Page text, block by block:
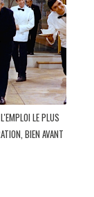
LE PLUS
BIEN AVANT